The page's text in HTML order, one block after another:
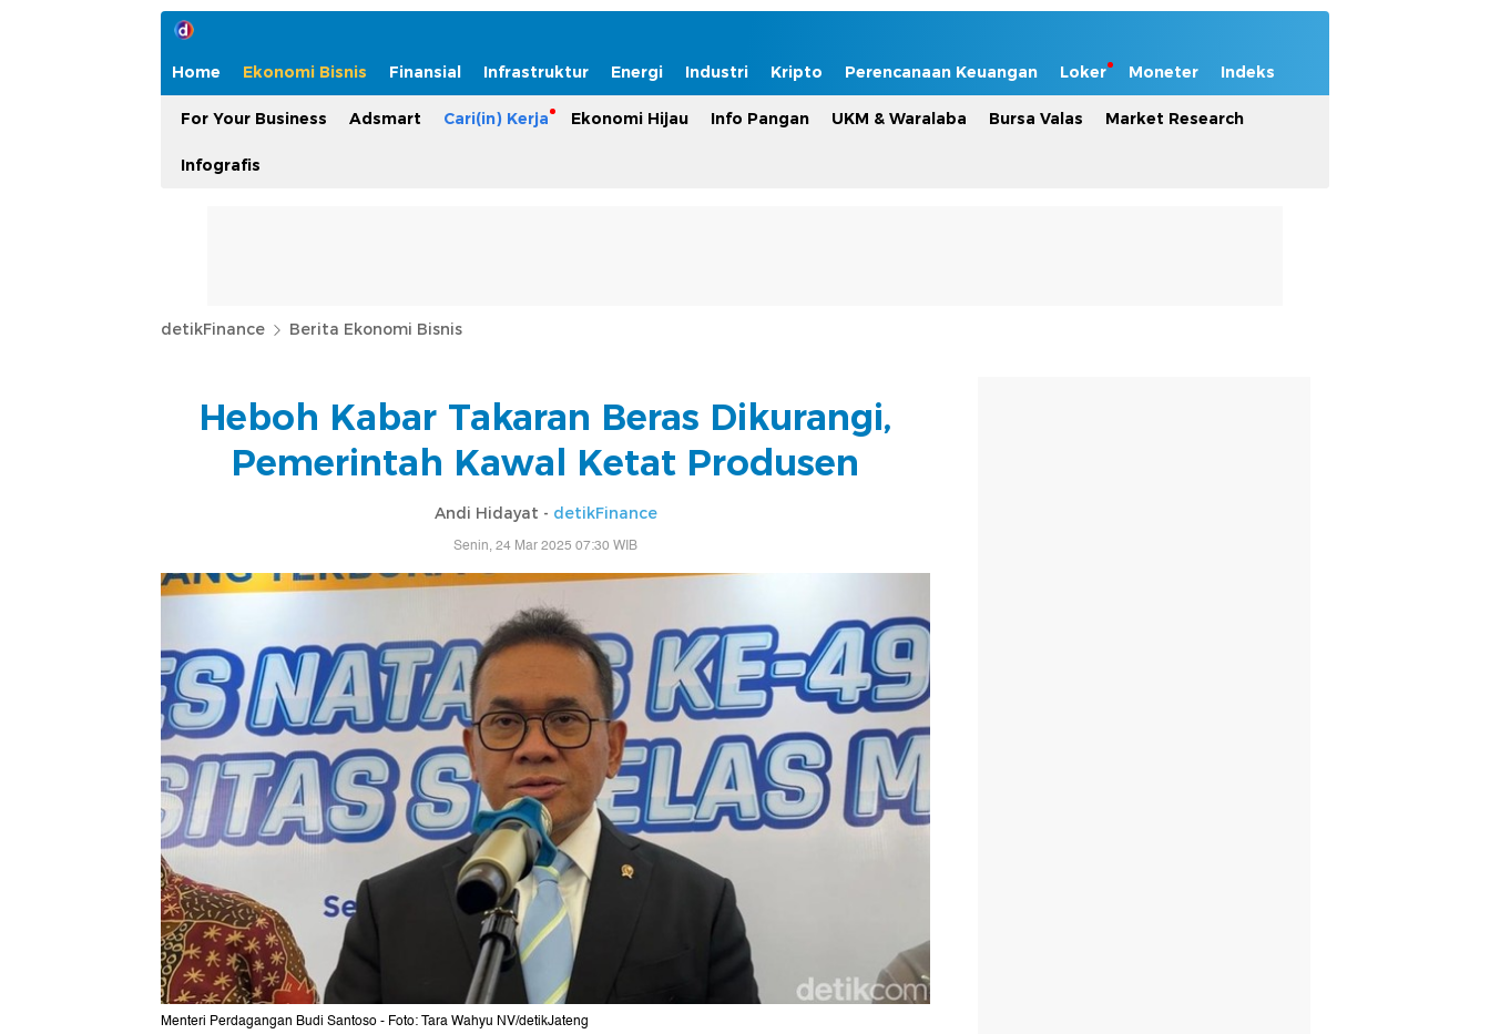
Home Ekonomi Bisnis Finansial Infrastruktur Energi Industri Kripto Perencanaan Keuangan Loker Moneter Indeks
For Your Business Adsmart Cari(in) Kerja Ekonomi Hijau Info Pangan UKM & Waralaba Bursa Valas Market Research
Infografis
detikFinance Berita Ekonomi Bisnis
Heboh Kabar Takaran Beras Dikurangi,
Pemerintah Kawal Ketat Produsen
Andi Hidayat - detikFinance
Senin, 24 Mar 2025 07:30 WIB
Menteri Perdagangan Budi Santoso - Foto: Tara Wahyu NV/detikJateng